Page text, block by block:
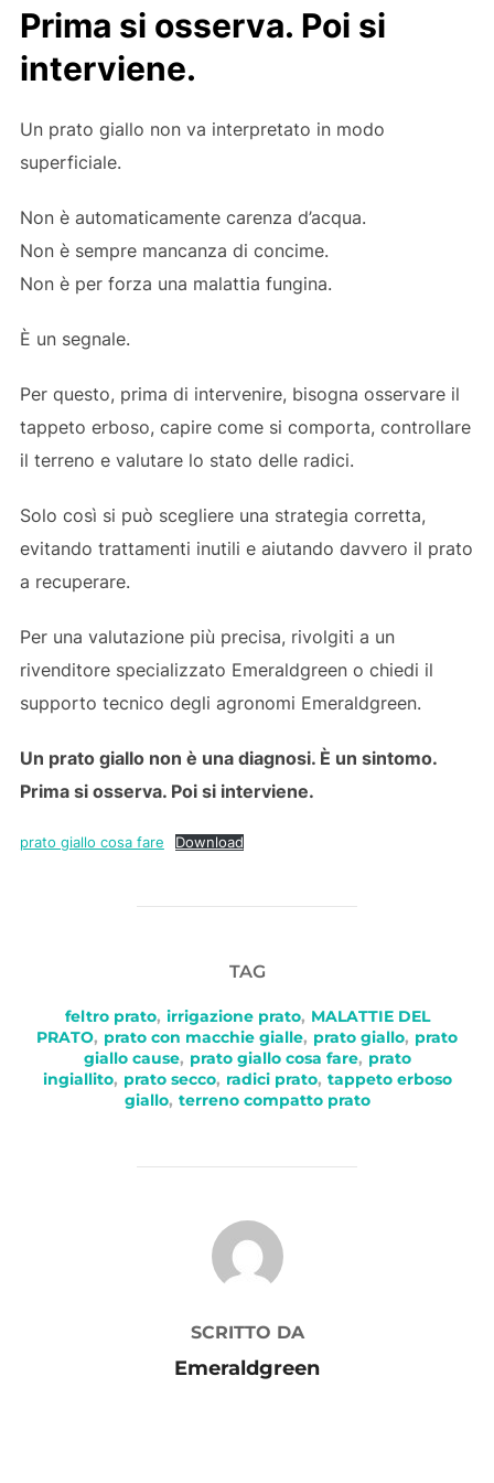
Prima si osserva. Poi si
interviene.
Un prato giallo non va interpretato in modo
superficiale.
Non è automaticamente carenza d’acqua.
Non è sempre mancanza di concime.
Non è per forza una malattia fungina.
È un segnale.
Per questo, prima di intervenire, bisogna osservare il
tappeto erboso, capire come si comporta, controllare
il terreno e valutare lo stato delle radici.
Solo così si può scegliere una strategia corretta,
evitando trattamenti inutili e aiutando davvero il prato
a recuperare.
Per una valutazione più precisa, rivolgiti a un
rivenditore specializzato Emeraldgreen o chiedi il
supporto tecnico degli agronomi Emeraldgreen.
Un prato giallo non è una diagnosi. È un sintomo.
Prima si osserva. Poi si interviene.
prato giallo cosa fare Download
TAG
feltro prato, irrigazione prato, MALATTIE DEL
PRATO, prato con macchie gialle, prato giallo, prato
giallo cause, prato giallo cosa fare, prato
ingiallito, prato secco, radici prato, tappeto erboso
giallo, terreno compatto prato
AUTORE DELL'ARTICOLO
SCRITTO DA
Emeraldgreen